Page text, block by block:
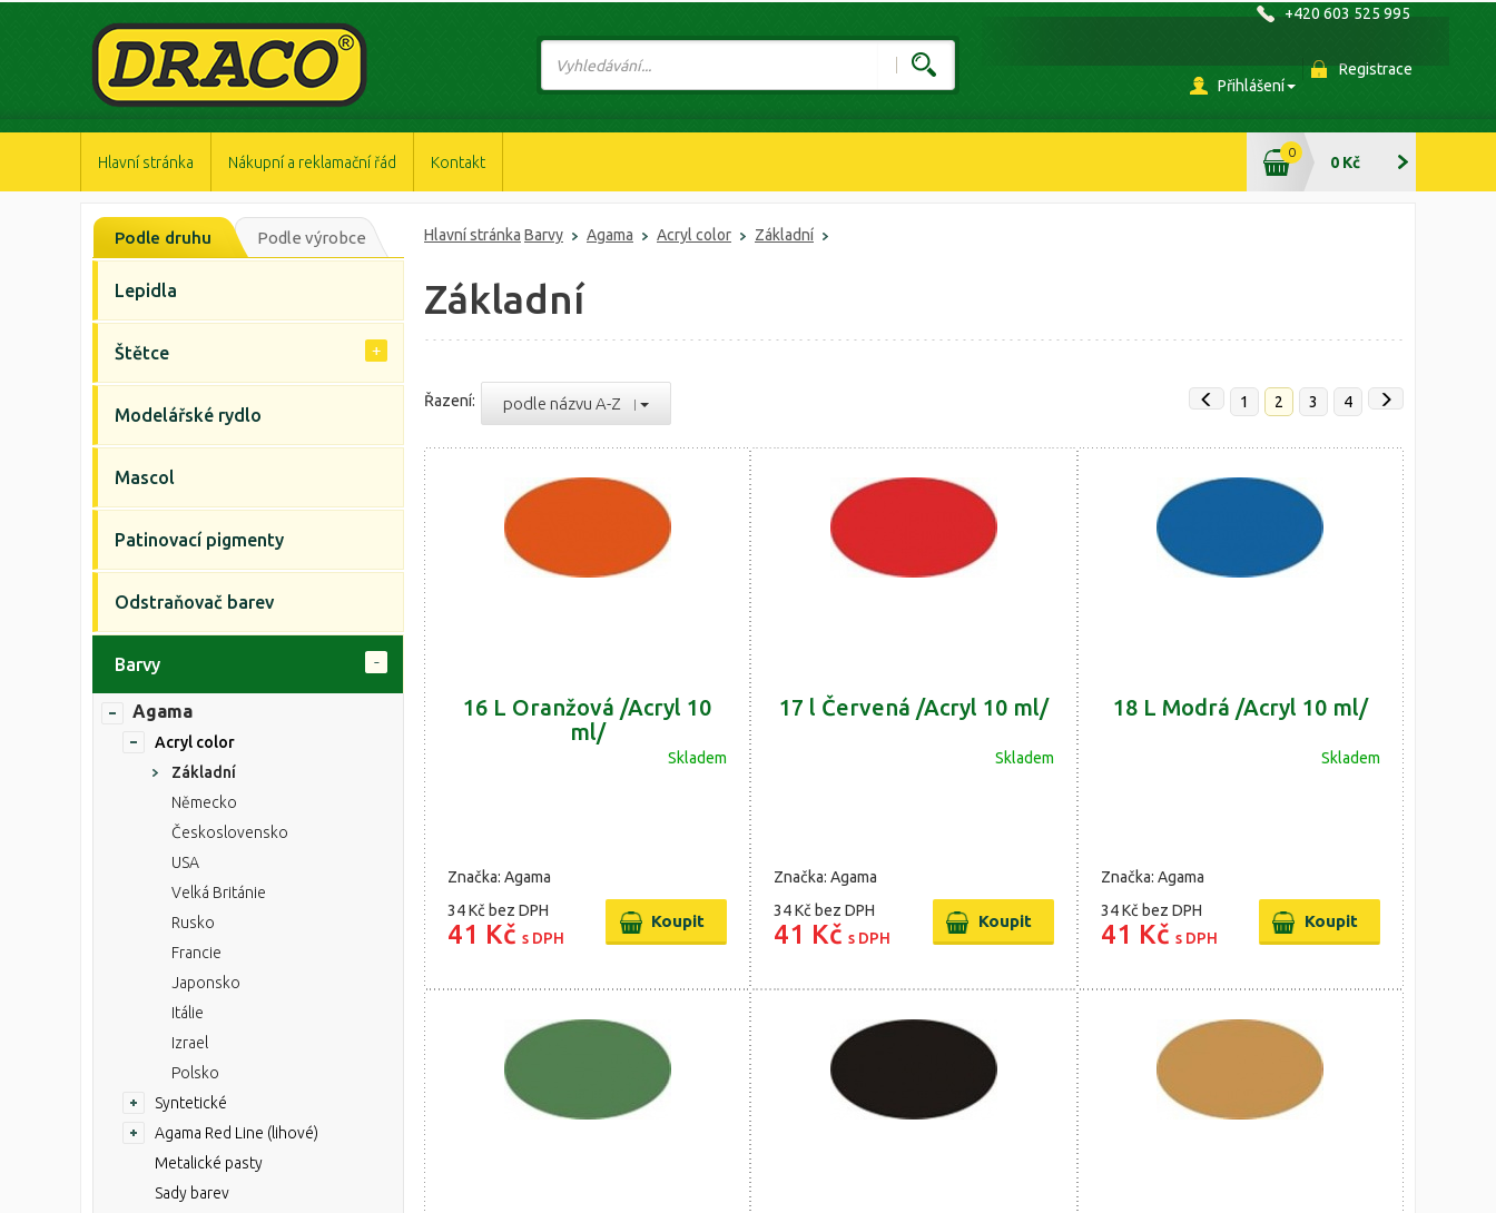
+420 603 525 995
Přihlášení
Registrace
Hlavní stránka Nákupní a reklamační řád Kontakt
0
0 Kč
Hlavní stránka Barvy Agama Acryl color Základní
Základní
Řazení: podle názvu A-Z 1 2 3 4
16 L Oranžová /Acryl 10
ml/
Skladem
Značka: Agama
34 Kč bez DPH
41 Kč s DPH
17 l Červená /Acryl 10 ml/
Skladem
Značka: Agama
34 Kč bez DPH
41 Kčs DPH
18 L Modrá /Acryl 10 ml/
Skladem
Značka: Agama
34 Kč bez DPH
41 Kč s DPH
Podle druhu Podle výrobce
Lepidla
Štětce
Modelářské rydlo
Mascol
Patinovací pigmenty
Odstraňovač barev
Barvy
Agama
Acryl color
Základní
Německo
Československo
USA
Velká Británie
Rusko
Francie
Japonsko
Itálie
Izrael
Polsko
Syntetické
Agama Red Line (lihové)
Metalické pasty
Sady barev